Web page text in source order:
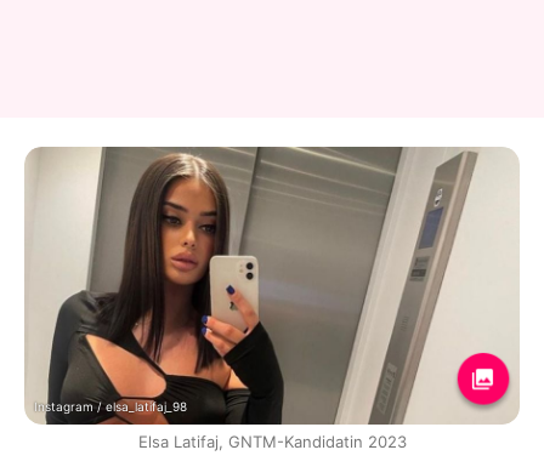
Instagram / elsa_latifaj_98
Elsa Latifaj, GNTM-Kandidatin 2023